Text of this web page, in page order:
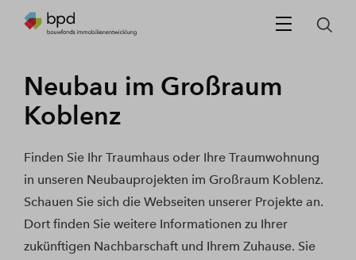
Neubau im Großraum
Koblenz
Finden Sie Ihr Traumhaus oder Ihre Traumwohnung
in unseren Neubauprojekten im Großraum Koblenz.
Schauen Sie sich die Webseiten unserer Projekte an.
Dort finden Sie weitere Informationen zu Ihrer
zukünftigen Nachbarschaft und Ihrem Zuhause. Sie